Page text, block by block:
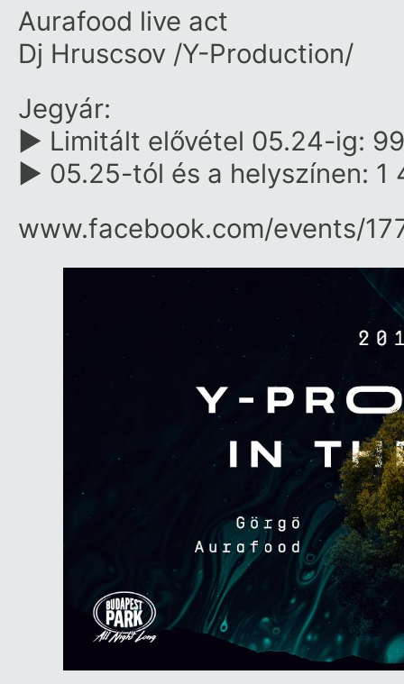
Aurafood live act
Dj Hruscsov /Y-Production/
Jegyár:
▶ Limitált elővétel 05.24-ig:
▶ 05.25-tól és a helyszínen: 1
www.facebook.com/​events/​